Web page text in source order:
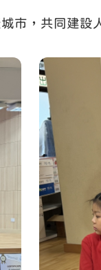
市，共同建設